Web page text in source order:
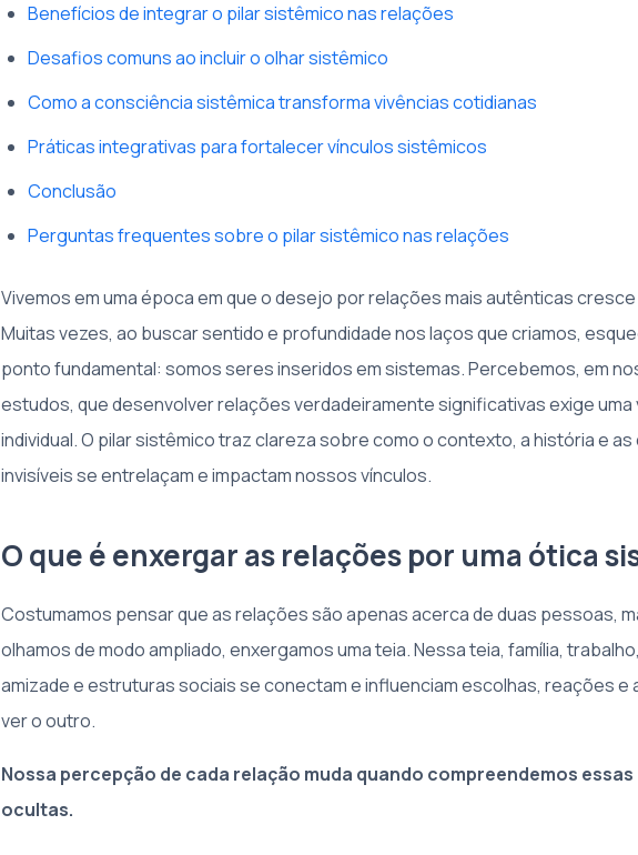
Benefícios de integrar o pilar sistêmico nas relações
Desafios comuns ao incluir o olhar sistêmico
Como a consciência sistêmica transforma vivências cotidianas
Práticas integrativas para fortalecer vínculos sistêmicos
Conclusão
Perguntas frequentes sobre o pilar sistêmico nas relações
Vivemos em uma época em que o desejo por relações mais autênticas cresce
Muitas vezes, ao buscar sentido e profundidade nos laços que criamos,
ponto fundamental: somos seres inseridos em sistemas. Percebemos, em
estudos, que desenvolver relações verdadeiramente significativas exige uma
individual. O pilar sistêmico traz clareza sobre como o contexto, a história e as
invisíveis se entrelaçam e impactam nossos vínculos.
O que é enxergar as relações por uma ótica
Costumamos pensar que as relações são apenas acerca de duas pessoas,
olhamos de modo ampliado, enxergamos uma teia. Nessa teia, família,
amizade e estruturas sociais se conectam e influenciam escolhas, reações e
ver o outro.
Nossa percepção de cada relação muda quando compreendemos
ocultas.